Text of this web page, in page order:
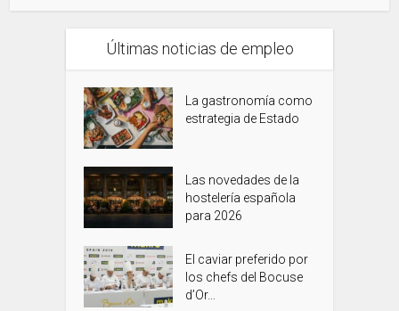
Últimas noticias de empleo
La gastronomía como
estrategia de Estado
Las novedades de la
hostelería española
para 2026
El caviar preferido por
los chefs del Bocuse
d’Or...